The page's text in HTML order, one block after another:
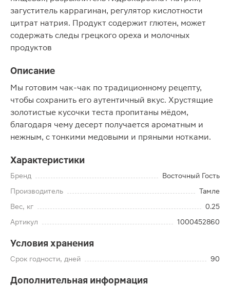
загуститель каррагинан, регулятор кислотности
цитрат натрия. Продукт содержит глютен, может
содержать следы грецкого ореха и молочных
продуктов
Описание
Мы готовим чак-чак по традиционному рецепту,
чтобы сохранить его аутентичный вкус. Хрустящие
золотистые кусочки теста пропитаны мёдом,
благодаря чему десерт получается ароматным и
нежным, с тонкими медовыми и пряными нотками.
Характеристики
Бренд
Восточный Гость
Производитель
Тамле
Вес, кг
0.25
Артикул
1000452860
Условия хранения
Срок годности, дней 90
Дополнительная информация